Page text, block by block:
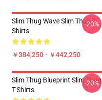
Slim Thug Wave Slim Thug T-
Shirts
￥384,250 - ￥442,250
-20%
Slim Thug Blueprint Slim Thug
T-Shirts
-20%